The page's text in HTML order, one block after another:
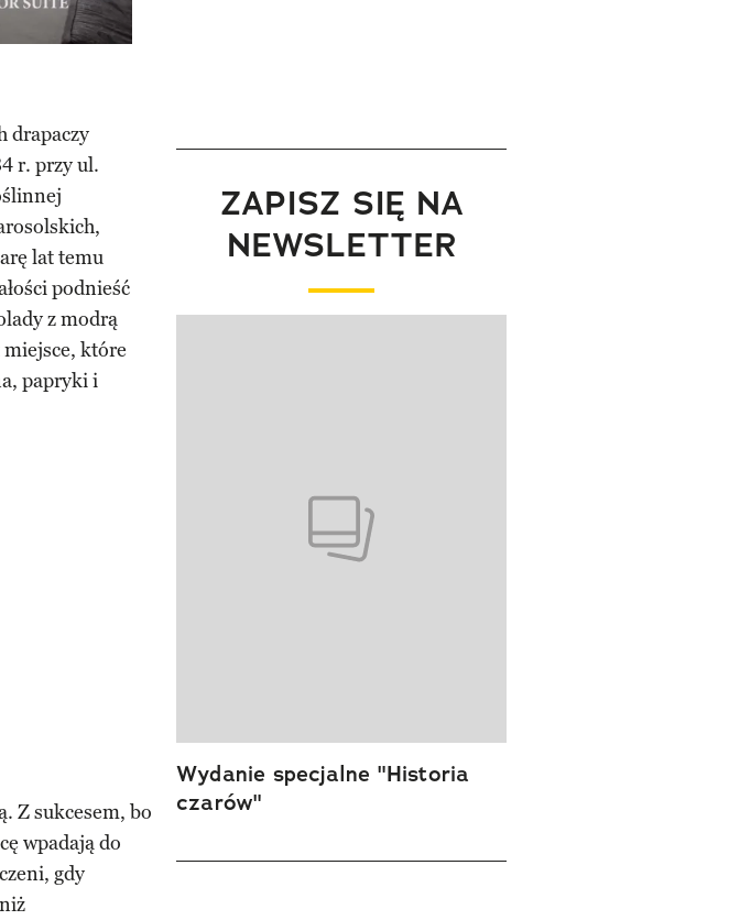
drapaczy
r. przy ul.
lat temu
podnieść
z modrą
które
papryki i
Z sukcesem, bo
wpadają do
gdy
ZAPISZ SIĘ NA
NEWSLETTER
Wydanie specjalne "Historia
czarów"